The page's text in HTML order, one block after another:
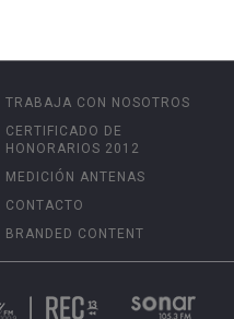
TRABAJA CON NOSOTROS
CERTIFICADO DE
HONORARIOS 2012
MEDICIÓN ANTENAS
CONTACTO
BRANDED CONTENT